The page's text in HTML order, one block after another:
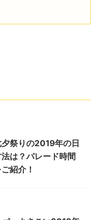
夕祭りの2019年の日
は？パレード時間
紹介！